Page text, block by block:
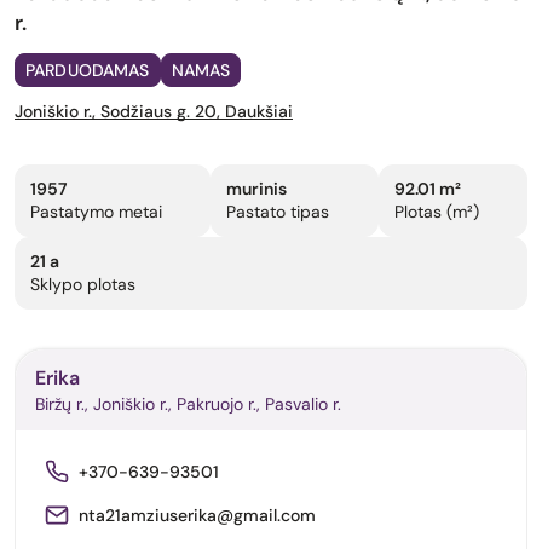
r.
PARDUODAMAS
NAMAS
Joniškio r., Sodžiaus g. 20, Daukšiai
1957
Pastatymo metai
murinis
Pastato tipas
92.01 m²
Plotas (m²)
21 a
Sklypo plotas
Erika
Biržų r., Joniškio r., Pakruojo r., Pasvalio r.
+370-639-93501
nta21amziuserika@gmail.com